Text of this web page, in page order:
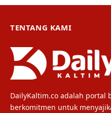
TENTANG KAMI
DailyKaltim.co adalah portal
berkomitmen untuk